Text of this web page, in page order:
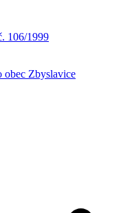
106/1999
obec Zbyslavice